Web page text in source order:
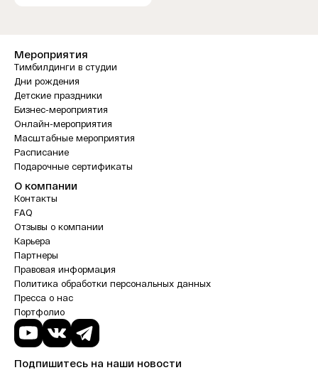
Мероприятия
Тимбилдинги в студии
Дни рождения
Детские праздники
Бизнес-мероприятия
Онлайн-мероприятия
Масштабные мероприятия
Расписание
Подарочные сертификаты
О компании
Контакты
FAQ
Отзывы о компании
Карьера
Партнеры
Правовая информация
Политика обработки персональных данных
Пресса о нас
Портфолио
Подпишитесь на наши новости